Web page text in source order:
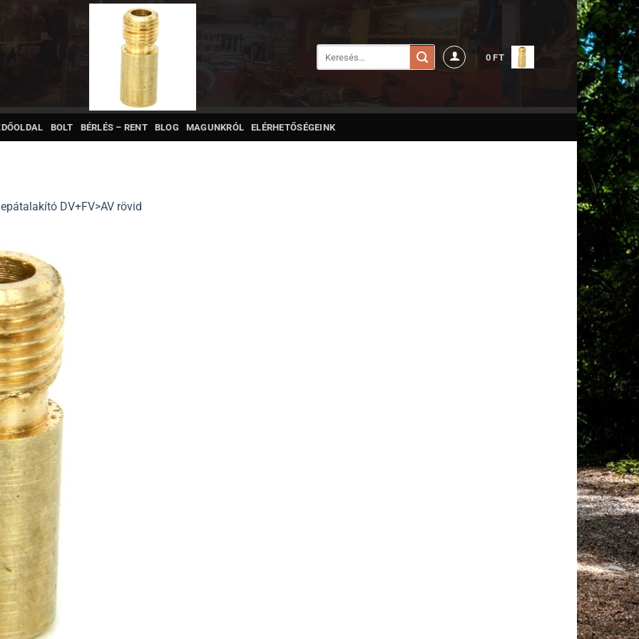
0FT
BOLT BÉRLÉS – RENT BLOG MAGUNKRÓL ELÉRHETŐSÉGEINK
DV+FV>AV rövid